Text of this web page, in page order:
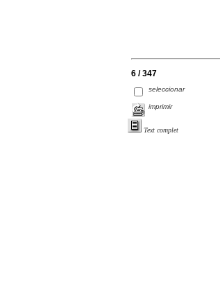
6 / 347
seleccionar
imprimir
Text complet